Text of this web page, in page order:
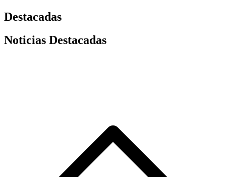
Destacadas
Noticias Destacadas